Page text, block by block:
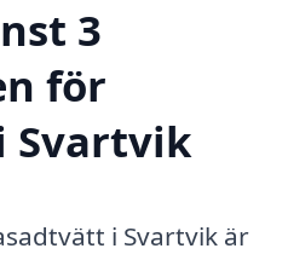
3
för
Svartvik
i Svartvik är